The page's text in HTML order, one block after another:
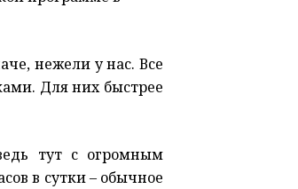
нежели у нас. Все
Для них быстрее
тут с огромным
в сутки – обычное